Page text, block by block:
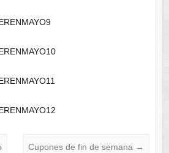
Cupones de fin de semana →